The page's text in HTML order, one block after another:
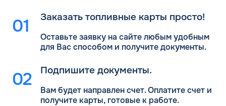
Заказать топливные карты просто!
Оставьте заявку на сайте любым удобным
для Васспособом и получите документы.
Подпишите документы.
Вам будет направлен счет. Оплатите счет и
получите карты, готовые к работе.